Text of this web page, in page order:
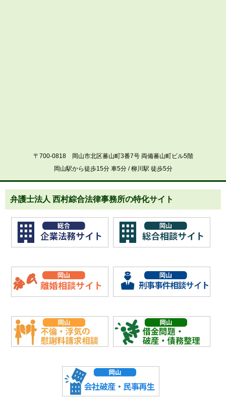
〒700-0818 岡山市北区蕃山町3番7号 両備蕃山町ビル5階
岡山駅から徒歩15分 車5分 / 柳川駅 徒歩5分
弁護士法人 西村綜合法律事務所の特化サイト